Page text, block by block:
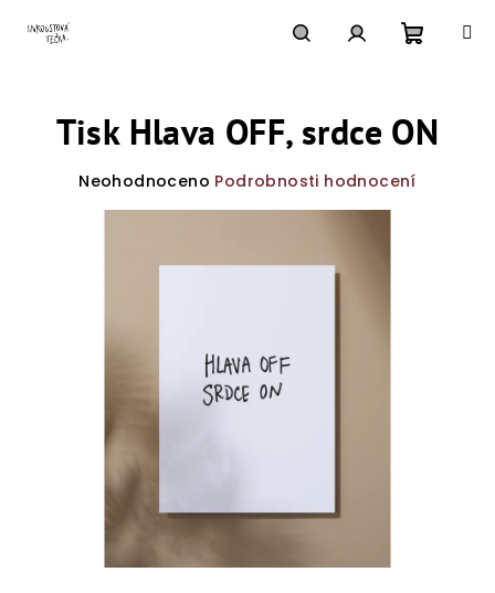
košík
Tisk Hlava OFF, srdce ON
PrůměrnéNeohodnoceno Podrobnosti hodnocení